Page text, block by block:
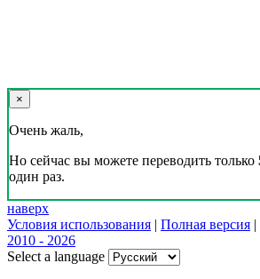
×
Очень жаль,
Но сейчас вы можете переводить только
один раз.
наверх
Условия использования | Полная версия |
2010 - 2026
Select a language